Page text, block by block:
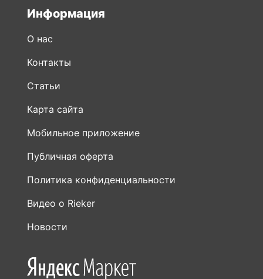
Информация
О нас
Контакты
Статьи
Карта сайта
Мобильное приложение
Публичная оферта
Политика конфиденциальности
Видео о Rieker
Новости